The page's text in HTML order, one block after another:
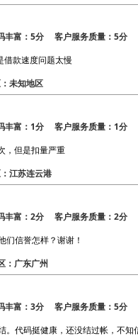
富：5分 客户服务质量：5分
借款速度问题太慢
未知地区
富：1分 客户服务质量：1分
，但是扣量严重
江苏连云港
富：2分 客户服务质量：2分
们信誉怎样？谢谢！
广东广州
富：3分 客户服务质量：5分
代码挺健康，还没结过帐，不知